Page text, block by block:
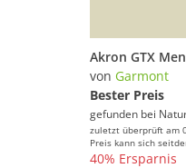
von Garmont
Bester Preis
gefunden bei
zuletzt überprüft am
Preis kann sich
40% Ersparnis